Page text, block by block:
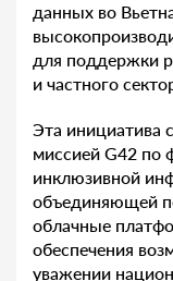
данных во
для поддержки
и частного
Эта инициатива
миссией G42 по
инклюзивной
объединяющей
облачные
обеспечения
уважении